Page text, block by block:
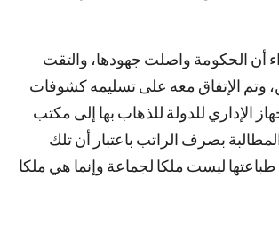
أن الحكومة واصلت جهودها، والتقت
وتم الإتفاق معه على تسليمه كشوفات
الإداري للدولة للذهاب بها إلى مكتب
بصرف الراتب باعتبار أن تلك
طباعتها ليست ملكا لجماعة وإنما هي ملكا